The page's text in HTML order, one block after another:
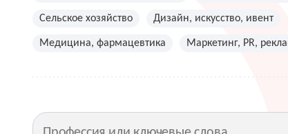
Сельское хозяйство Дизайн, искусство, ивент
Медицина, фармацевтика Маркетинг, PR,